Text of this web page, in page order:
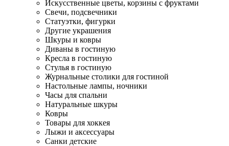
Искусственные цветы, корзины с фруктами
Свечи, подсвечники
Статуэтки, фигурки
Другие украшения
Шкуры и ковры
Диваны в гостиную
Кресла в гостиную
Стулья в гостиную
Журнальные столики для гостиной
Настольные лампы, ночники
Часы для спальни
Натуральные шкуры
Ковры
Товары для хоккея
Лыжи и аксессуары
Санки детские